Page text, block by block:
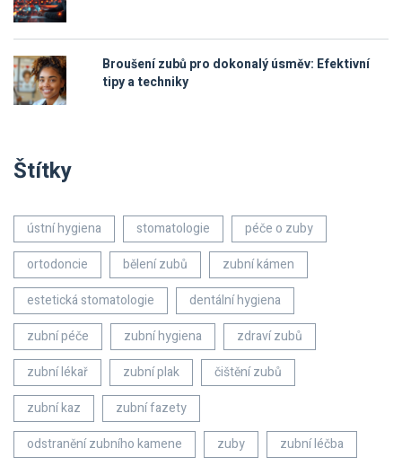
Broušení zubů pro dokonalý úsměv: Efektivní
tipy a techniky
Štítky
ústní hygiena stomatologie
péče o zuby
ortodoncie
bělení zubů
zubní kámen
estetická stomatologie
dentální hygiena
zubní péče
zubní hygiena
zdraví zubů
zubní lékař
zubní plak
čištění zubů
zubní kaz
zubní fazety
odstranění zubního kamene
zuby
zubní léčba